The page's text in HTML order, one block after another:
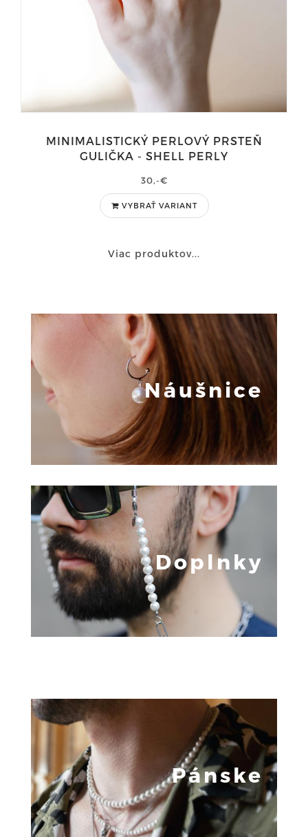
MINIMALISTICKÝ PERLOVÝ PRSTEŇ
GULIČKA - SHELL PERLY
30,-€
VYBRAŤ VARIANT
Viac produktov...
Náušnice
Doplnky
Pánske